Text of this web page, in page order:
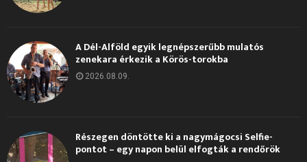
A Dél-Alföld egyik legnépszerűbb mulatós
zenekara érkezik a Körös-torokba
2026.08.09.
Részegen döntötte ki a nagymágocsi Selfie-
pontot – egy napon belül elfogták a rendőrök